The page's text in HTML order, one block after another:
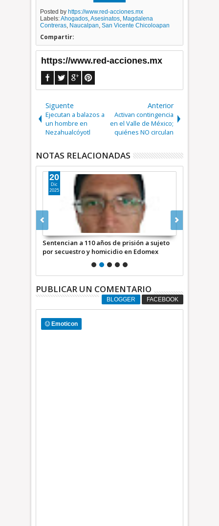
Posted by https://www.red-acciones.mx
Labels:Ahogados,Asesinatos, Magdalena
Contreras, Naucalpan,San Vicente Chicoloapan
Compartir:
https://www.red-acciones.mx
Siguente
Ejecutan a balazos a
un hombre en
Nezahualcóyotl
Anterior
Activan contingencia
en el Valle de México;
quiénes NO circulan
NOTAS RELACIONADAS
Sentencian a 110 años de prisión a sujeto
por secuestro y homicidio en Edomex
20
Dic
2025
PUBLICAR UN COMENTARIO
BLOGGER FACEBOOK
Emoticon